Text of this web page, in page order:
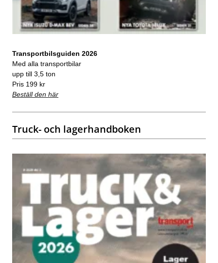
Transportbilsguiden 2026
Med alla transportbilar
upp till 3,5 ton
Pris 199 kr
Beställ den här
Truck- och lagerhandboken